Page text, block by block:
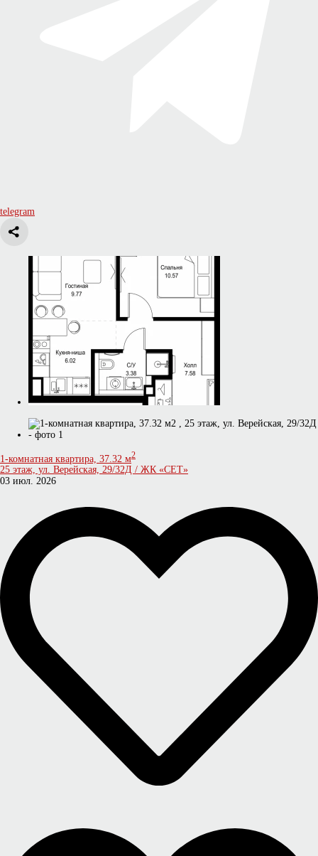
telegram
1-комнатная квартира, 37.32 м2
25 этаж, ул. Верейская, 29/32Д / ЖК «СЕТ»
03 июл. 2026